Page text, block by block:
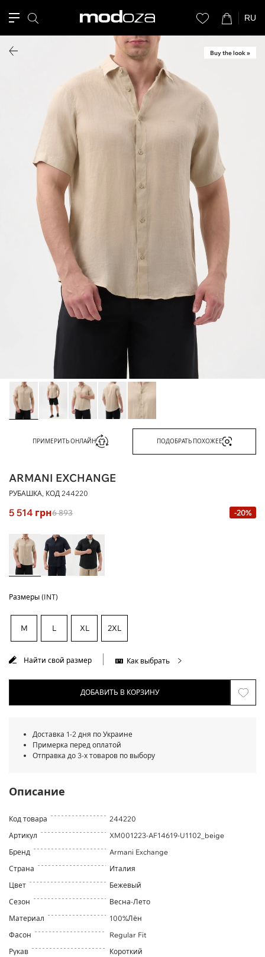
RU
Buy the look »
ПРИМЕРИТЬ ОНЛАЙН ПОДОБРАТЬ ПОХОЖЕЕ
ARMANI EXCHANGE
РУБАШКА, КОД 244220
5 514 грн6 893 -20%
Размеры (INT)
M L XL 2XL
Найти свой размер Как выбрать
ДОБАВИТЬ В КОРЗИНУ
Доставка 1-2 дня по Украине
Примерка перед оплатой
Отправка до 3-х товаров по выбору
Описание
Код товара
244220
Артикул
XM001223-AF14619-U1102_beige
Бренд
Armani Exchange
Страна
Италия
Цвет
Бежевый
Сезон
Весна-Лето
Материал
100%Лён
Фасон
Regular Fit
Рукав
Короткий